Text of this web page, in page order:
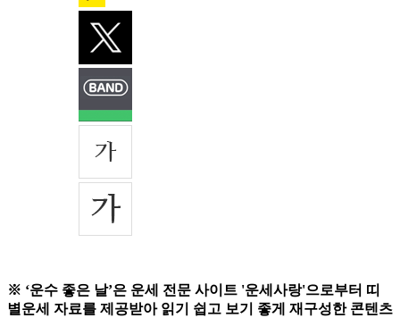
※ ‘운수 좋은 날’은 운세 전문 사이트 '운세사랑'으로부터 띠
별운세 자료를 제공받아 읽기 쉽고 보기 좋게 재구성한 콘텐츠